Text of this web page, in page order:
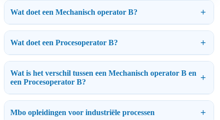
Wat doet een Mechanisch operator B?
Wat doet een Procesoperator B?
Wat is het verschil tussen een Mechanisch operator B en
een Procesoperator B?
Mbo opleidingen voor industriële processen